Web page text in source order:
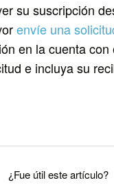
su suscripción
envíe una
en la cuenta con
e incluya su
¿Fue útil este artículo?